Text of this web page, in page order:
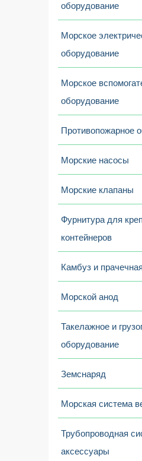
оборудование
Морское
оборудование
Морское
оборудование
Противопожарное
Морские насосы
Морские клапаны
Фурнитура для
контейнеров
Камбуз и прачечная
Морской анод
Такелажное и
оборудование
Земснаряд
Морская система
Трубопроводная
аксессуары